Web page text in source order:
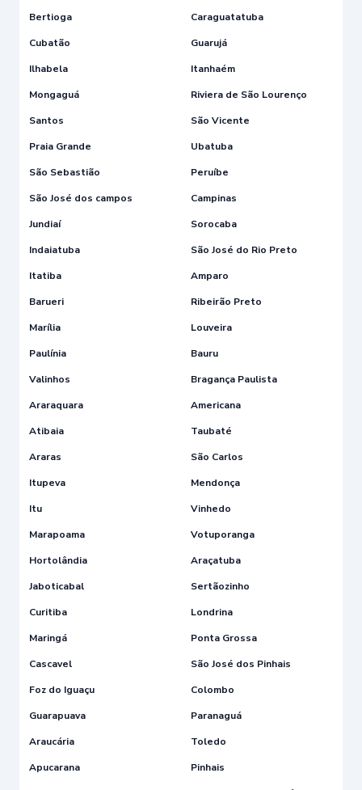
Bertioga
Caraguatatuba
Cubatão
Guarujá
Ilhabela
Itanhaém
Mongaguá
Riviera de São Lourenço
Santos
São Vicente
Praia Grande
Ubatuba
São Sebastião
Peruíbe
São José dos campos
Campinas
Jundiaí
Sorocaba
Indaiatuba
São José do Rio Preto
Itatiba
Amparo
Barueri
Ribeirão Preto
Marília
Louveira
Paulínia
Bauru
Valinhos
Bragança Paulista
Araraquara
Americana
Atibaia
Taubaté
Araras
São Carlos
Itupeva
Mendonça
Itu
Vinhedo
Marapoama
Votuporanga
Hortolândia
Araçatuba
Jaboticabal
Sertãozinho
Curitiba
Londrina
Maringá
Ponta Grossa
Cascavel
São José dos Pinhais
Foz do Iguaçu
Colombo
Guarapuava
Paranaguá
Araucária
Toledo
Apucarana
Pinhais